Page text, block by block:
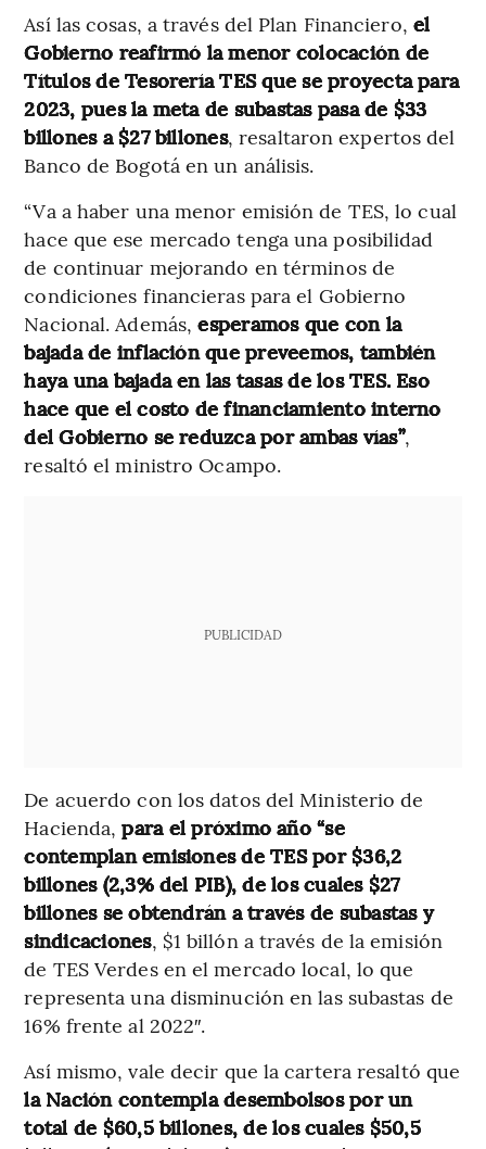
Así las cosas, a través del Plan Financiero, el
Gobierno reafirmó la menor colocación de
Títulos de Tesorería TES que se proyecta para
2023, pues la meta de subastas pasa de $33
billones a $27 billones, resaltaron expertos del
Banco de Bogotá en un análisis.
“Va a haber una menor emisión de TES, lo cual
hace que ese mercado tenga una posibilidad
de continuar mejorando en términos de
condiciones financieras para el Gobierno
Nacional. Además, esperamos que con la
bajada de inflación que preveemos, también
haya una bajada en las tasas de los TES. Eso
hace que el costo de financiamiento interno
del Gobierno se reduzca por ambas vías”,
resaltó el ministro Ocampo.
PUBLICIDAD
De acuerdo con los datos del Ministerio de
Hacienda,para el próximo año “se
contemplan emisiones de TES por $36,2
billones (2,3% del PIB), de los cuales $27
billones se obtendrán a través de subastas y
sindicaciones, $1 billón a través de la emisión
de TES Verdes en el mercado local, lo que
representa una disminución en las subastas de
16% frente al 2022″.
Así mismo, vale decir que la cartera resaltó que
la Nación contempla desembolsos por un
total de $60,5 billones, de los cuales $50,5